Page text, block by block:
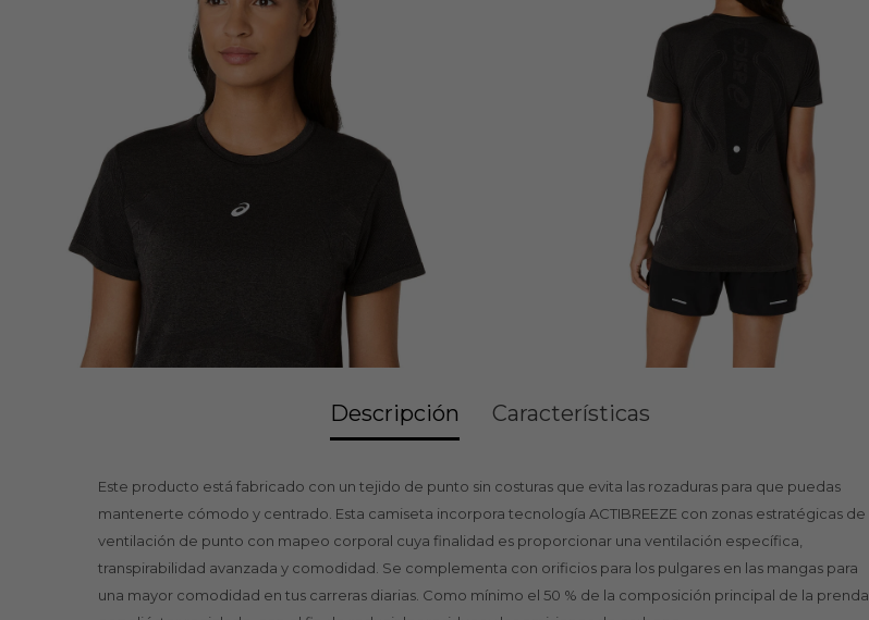
Descripción Características
Este producto está fabricado con un tejido de punto sin costuras que evita las rozaduras para que puedas
mantenerte cómodo y centrado. Esta camiseta incorpora tecnología ACTIBREEZE con zonas estratégicas de
ventilación de punto con mapeo corporal cuya finalidad es proporcionar una ventilación específica,
transpirabilidad avanzada y comodidad. Se complementa con orificios para los pulgares en las mangas para
una mayor comodidad en tus carreras diarias. Como mínimo el 50 % de la composición principal de la prenda